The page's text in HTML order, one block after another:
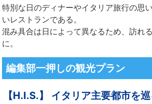
特別な日のディナーやイタリア旅行の思
いレストランである。
混み具合は日によって異なるため、訪れ
に。
編集部一押しの観光プラン
【H.I.S.】 イタリア主要都市を